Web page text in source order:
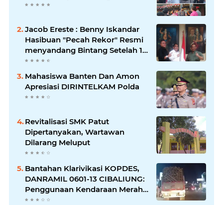
Jacob Ereste : Benny Iskandar
Hasibuan "Pecah Rekor" Resmi
menyandang Bintang Setelah 14
Tahun Ngejokrok Berpangjat
Kombes
Mahasiswa Banten Dan Amon
Apresiasi DIRINTELKAM Polda
Revitalisasi SMK Patut
Dipertanyakan, Wartawan
Dilarang Meluput
Bantahan Klarivikasi KOPDES,
DANRAMIL 0601-13 CIBALIUNG:
Penggunaan Kendaraan Merah
Putih Tidak Sesuai SOP